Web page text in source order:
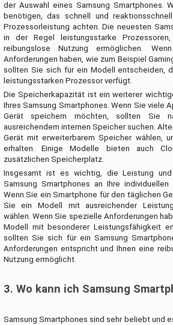
der Auswahl eines Samsung Smartphones.
benötigen, das schnell und
Prozessorleistung achten. Die neuesten
in der Regel leistungsstarke
reibungslose Nutzung ermöglichen.
Anforderungen haben, wie zum Beispiel
sollten Sie sich für ein Modell entscheiden,
leistungsstarken Prozessor verfügt.
Die Speicherkapazität ist ein weiterer
Ihres Samsung Smartphones. Wenn Sie viele
Gerät speichern möchten, sollten Sie
ausreichendem internen Speicher suchen.
Gerät mit erweiterbarem Speicher wählen,
erhalten. Einige Modelle bieten auch
zusätzlichen Speicherplatz.
Insgesamt ist es wichtig, die Leistung und
Samsung Smartphones an Ihre individuellen
Wenn Sie ein Smartphone für den täglichen
Sie ein Modell mit ausreichender
wählen. Wenn Sie spezielle Anforderungen
Modell mit besonderer Leistungsfähigkeit
sollten Sie sich für ein Samsung
Anforderungen entspricht und Ihnen eine
Nutzung ermöglicht.
3. Wo kann ich Samsung
Samsung Smartphones sind sehr beliebt und